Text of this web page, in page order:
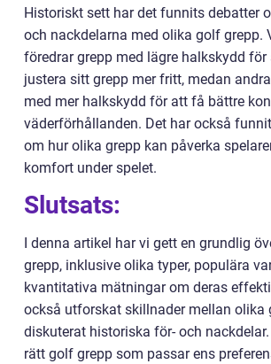
Historiskt sett har det funnits debatter
och nackdelarna med olika golf grepp.
föredrar grepp med lägre halkskydd för
justera sitt grepp mer fritt, medan
med mer halkskydd för att få bättre
väderförhållanden. Det har också
om hur olika grepp kan påverka
komfort under spelet.
Slutsats:
I denna artikel har vi gett en grundlig
grepp, inklusive olika typer, populära
kvantitativa mätningar om deras
också utforskat skillnader mellan olika
diskuterat historiska för- och
rätt golf grepp som passar ens